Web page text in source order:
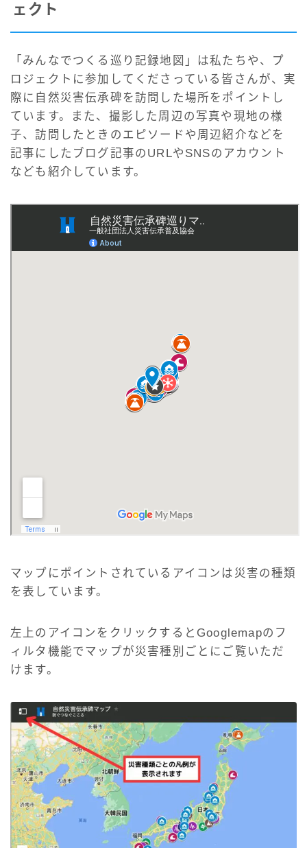
ェクト
「みんなでつくる巡り記録地図」は私たちや、プ
ロジェクトに参加してくださっている皆さんが、実
際に自然災害伝承碑を訪問した場所をポイントし
ています。また、撮影した周辺の写真や現地の様
子、訪問したときのエピソードや周辺紹介などを
記事にしたブログ記事のURLやSNSのアカウント
なども紹介しています。
マップにポイントされているアイコンは災害の種類
を表しています。
左上のアイコンをクリックするとGooglemapのフ
ィルタ機能でマップが災害種別ごとにご覧いただ
けます。